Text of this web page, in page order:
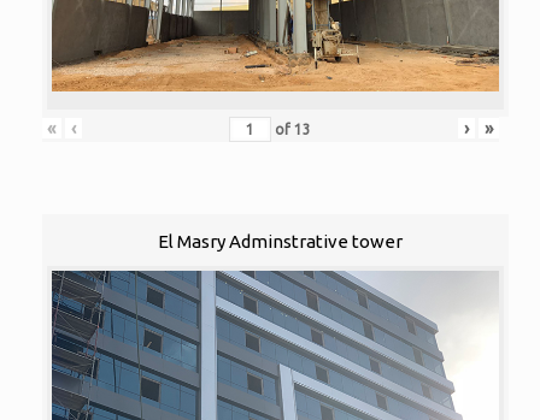
« ‹ of 13 › »
El Masry Adminstrative tower